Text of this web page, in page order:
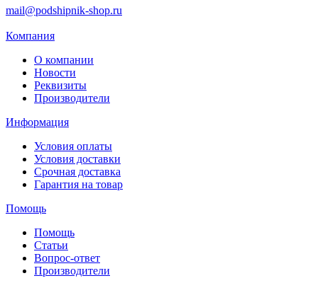
mail@podshipnik-shop.ru
Компания
О компании
Новости
Реквизиты
Производители
Информация
Условия оплаты
Условия доставки
Срочная доставка
Гарантия на товар
Помощь
Помощь
Статьи
Вопрос-ответ
Производители